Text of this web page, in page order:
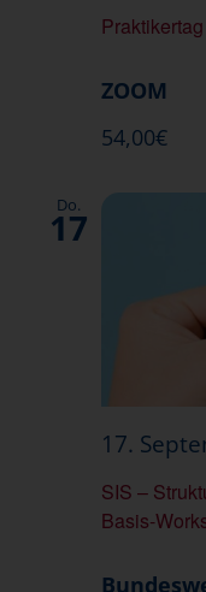
ZOOM
54,00€
Do.
17
SIS –
Basis-
17.